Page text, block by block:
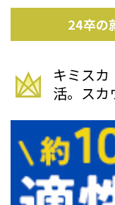
24卒の
キミス
活。スカ